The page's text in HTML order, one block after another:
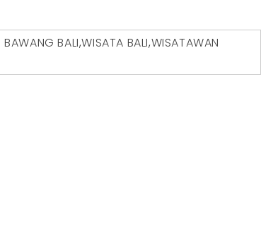
BAWANG BALI,WISATA BALI,WISATAWAN